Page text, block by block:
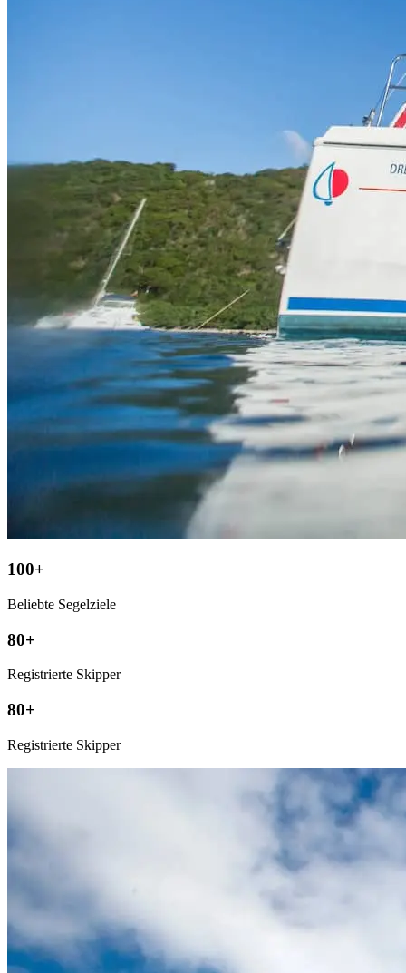
100+
Beliebte Segelziele
80+
Registrierte Skipper
80+
Registrierte Skipper